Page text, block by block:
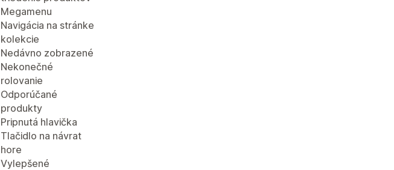
Megamenu
Navigácia na stránke
kolekcie
Nedávno zobrazené
Nekonečné
rolovanie
Odporúčané
produkty
Pripnutá hlavička
Tlačidlo na návrat
hore
Vylepšené